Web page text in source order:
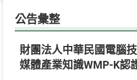
公告彙整
財團法人中華民國電腦
媒體產業知識WMP-K認